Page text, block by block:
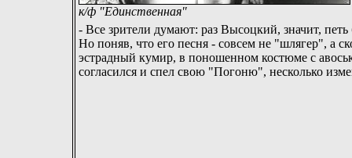
к/ф "Единственная"
- Все зрители думают: раз Высоцкий, значит,
Но поняв, что его песня - совсем не "шлягер", а
эстрадный кумир, в поношенном костюме с
согласился и спел свою "Погоню", несколько